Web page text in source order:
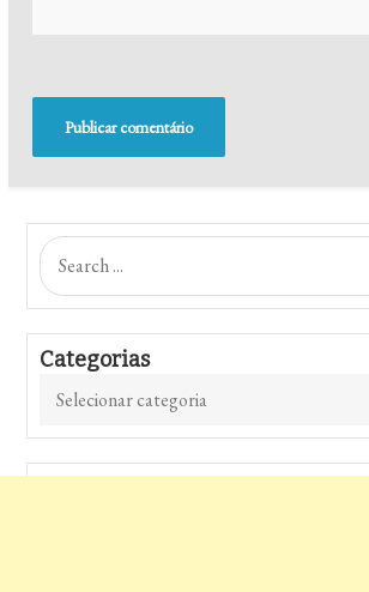
Search
for:
Categorias
Categorias